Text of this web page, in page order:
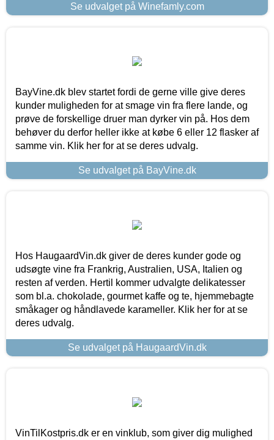
Se udvalget på Winefamly.com
BayVine.dk blev startet fordi de gerne ville give deres
kunder muligheden for at smage vin fra flere lande, og
prøve de forskellige druer man dyrker vin på. Hos dem
behøver du derfor heller ikke at købe 6 eller 12 flasker af
samme vin. Klik her for at se deres udvalg.
Se udvalget på BayVine.dk
Hos HaugaardVin.dk giver de deres kunder gode og
udsøgte vine fra Frankrig, Australien, USA, Italien og
resten af verden. Hertil kommer udvalgte delikatesser
som bl.a. chokolade, gourmet kaffe og te, hjemmebagte
småkager og håndlavede karameller. Klik her for at se
deres udvalg.
Se udvalget på HaugaardVin.dk
VinTilKostpris.dk er en vinklub, som giver dig mulighed